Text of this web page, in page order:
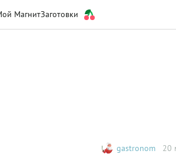
МагнитЗаготовки
gastronom 20